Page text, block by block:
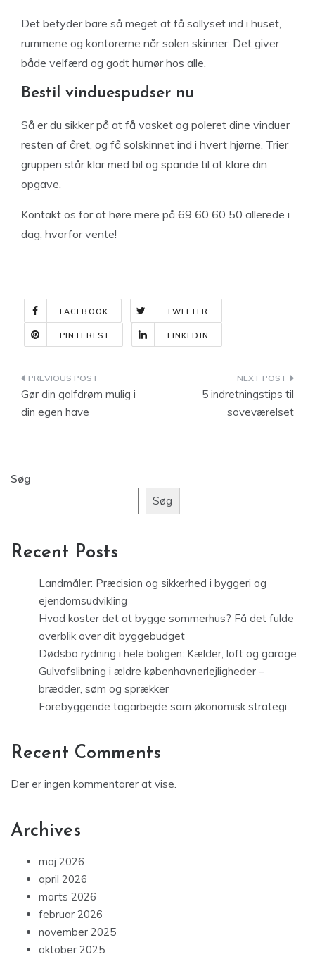
Det betyder bare så meget at få sollyset ind i huset,
rummene og kontorerne når solen skinner. Det giver
både velfærd og godt humør hos alle.
Bestil vinduespudser nu
Så er du sikker på at få vasket og poleret dine vinduer
resten af året, og få solskinnet ind i hvert hjørne. Trier
gruppen står klar med bil og spande til at klare din
opgave.
Kontakt os for at høre mere på 69 60 60 50 allerede i
dag, hvorfor vente!
FACEBOOK TWITTER
PINTEREST LINKEDIN
Indlægsnavigation
Gør din golfdrøm mulig i
din egen have
5 indretningstips til
soveværelset
Søg
Søg
Recent Posts
Landmåler: Præcision og sikkerhed i byggeri og
ejendomsudvikling
Hvad koster det at bygge sommerhus? Få det fulde
overblik over dit byggebudget
Dødsbo rydning i hele boligen: Kælder, loft og garage
Gulvafslibning i ældre københavnerlejligheder –
brædder, søm og sprækker
Forebyggende tagarbejde som økonomisk strategi
Recent Comments
Der er ingen kommentarer at vise.
Archives
maj 2026
april 2026
marts 2026
februar 2026
november 2025
oktober 2025